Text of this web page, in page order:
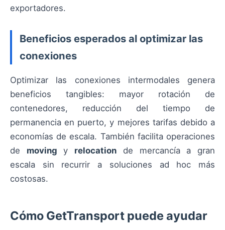
exportadores.
Beneficios esperados al optimizar las
conexiones
Optimizar las conexiones intermodales genera
beneficios tangibles: mayor rotación de
contenedores, reducción del tiempo de
permanencia en puerto, y mejores tarifas debido a
economías de escala. También facilita operaciones
de moving y relocation de mercancía a gran
escala sin recurrir a soluciones ad hoc más
costosas.
Cómo GetTransport puede ayudar